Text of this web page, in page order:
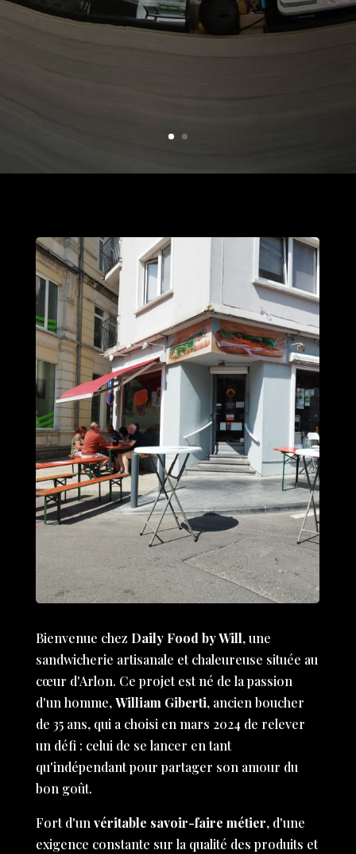
Bienvenue chez Daily Food by Will, une
sandwicherie artisanale et chaleureuse située au
cœur d'Arlon. Ce projet est né de la passion
d'un homme,William Giberti, ancien boucher
de 35 ans, qui a choisi en mars 2024 de relever
un défi : celui de se lancer en tant
qu'indépendant pour partager son amour du
bon goût.
Fort d'unvéritable savoir-faire métier, d'une
exigence constante sur la qualité des produits et